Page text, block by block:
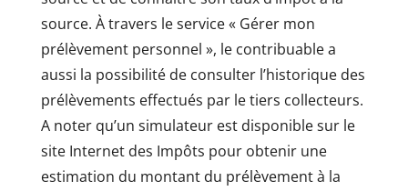
source. À travers le service « Gérer mon
prélèvement personnel », le contribuable a
aussi la possibilité de consulter l’historique des
prélèvements effectués par le tiers collecteurs.
A noter qu’un simulateur est disponible sur le
site Internet des Impôts pour obtenir une
estimation du montant du prélèvement à la